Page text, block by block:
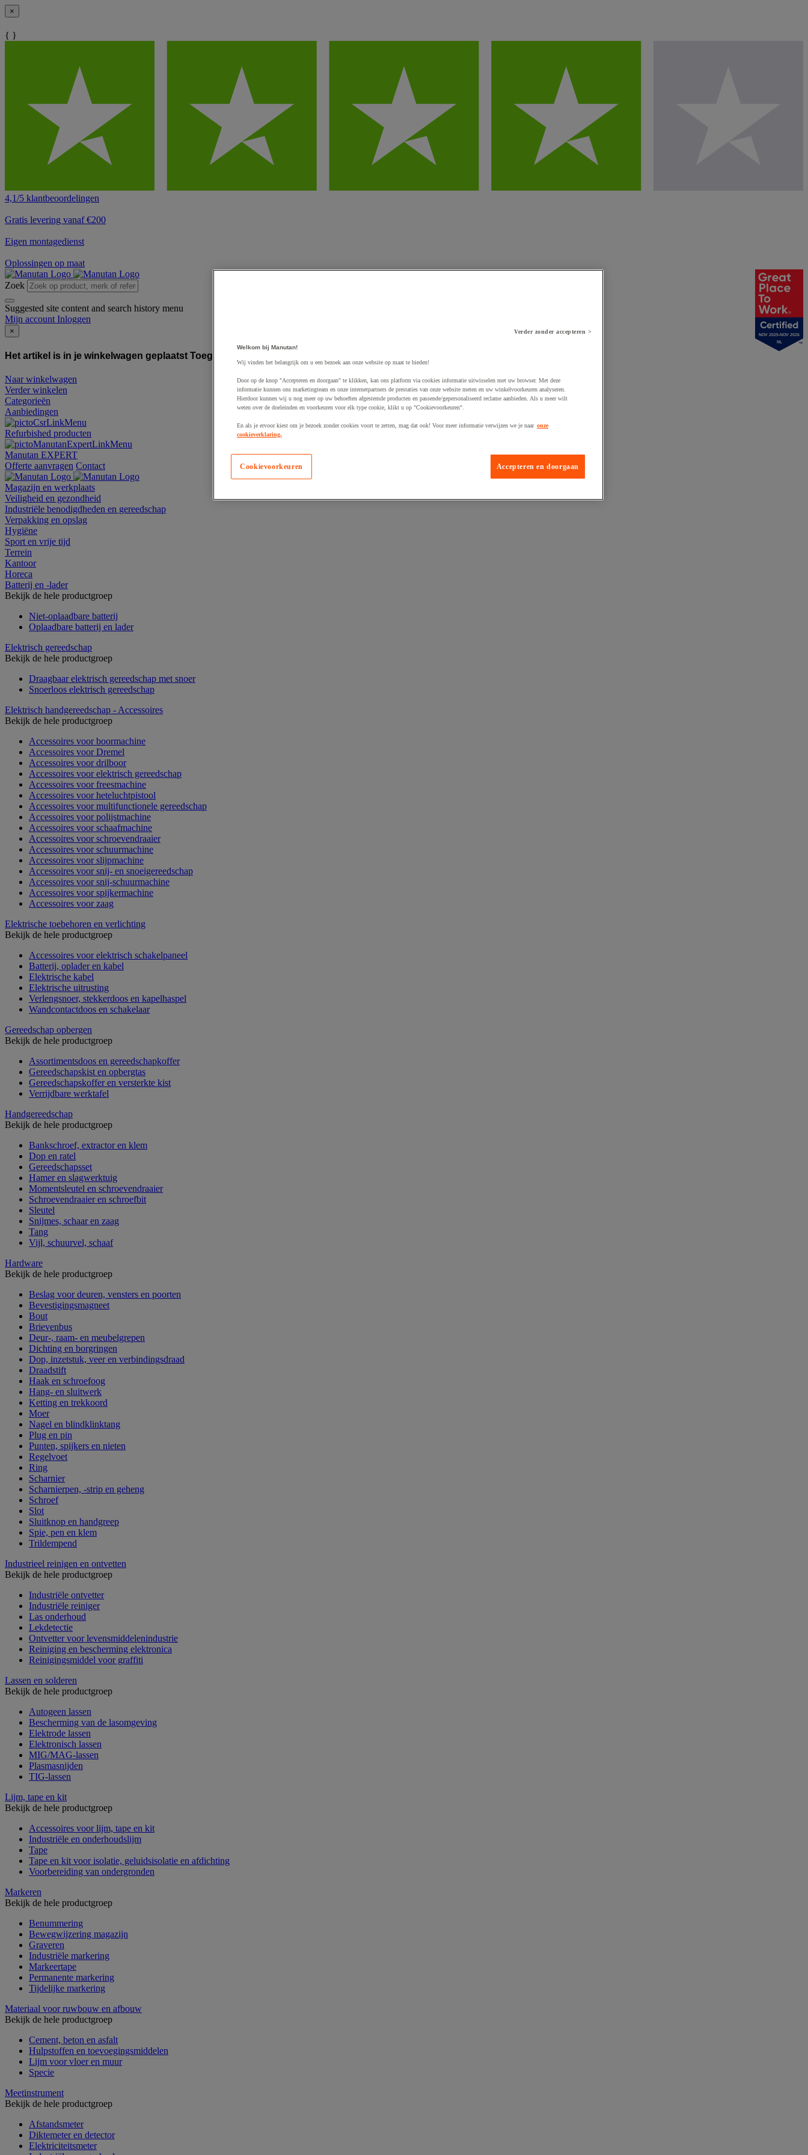
×
{ }
4,1/5 klantbeoordelingen
Gratis levering vanaf €200
Eigen montagedienst
Oplossingen op maat
Zoek
Suggested site content and search history menu
Mijn account Inloggen
×
Het artikel is in je winkelwagen geplaatst Toegevoegd aan winkelwagen
Naar winkelwagen
Verder winkelen
Categorieën
Aanbiedingen
Refurbished producten
Manutan EXPERT
Offerte aanvragen Contact
Magazijn en werkplaats
Veiligheid en gezondheid
Industriële benodigdheden en gereedschap
Verpakking en opslag
Hygiëne
Sport en vrije tijd
Terrein
Kantoor
Horeca
Batterij en -lader
Bekijk de hele productgroep
Niet-oplaadbare batterij
Oplaadbare batterij en lader
Elektrisch gereedschap
Bekijk de hele productgroep
Draagbaar elektrisch gereedschap met snoer
Snoerloos elektrisch gereedschap
Elektrisch handgereedschap - Accessoires
Bekijk de hele productgroep
Accessoires voor boormachine
Accessoires voor Dremel
Accessoires voor drilboor
Accessoires voor elektrisch gereedschap
Accessoires voor freesmachine
Accessoires voor heteluchtpistool
Accessoires voor multifunctionele gereedschap
Accessoires voor polijstmachine
Accessoires voor schaafmachine
Accessoires voor schroevendraaier
Accessoires voor schuurmachine
Accessoires voor slijpmachine
Accessoires voor snij- en snoeigereedschap
Accessoires voor snij-schuurmachine
Accessoires voor spijkermachine
Accessoires voor zaag
Elektrische toebehoren en verlichting
Bekijk de hele productgroep
Accessoires voor elektrisch schakelpaneel
Batterij, oplader en kabel
Elektrische kabel
Elektrische uitrusting
Verlengsnoer, stekkerdoos en kapelhaspel
Wandcontactdoos en schakelaar
Gereedschap opbergen
Bekijk de hele productgroep
Assortimentsdoos en gereedschapkoffer
Gereedschapskist en opbergtas
Gereedschapskoffer en versterkte kist
Verrijdbare werktafel
Handgereedschap
Bekijk de hele productgroep
Bankschroef, extractor en klem
Dop en ratel
Gereedschapsset
Hamer en slagwerktuig
Momentsleutel en schroevendraaier
Schroevendraaier en schroefbit
Sleutel
Snijmes, schaar en zaag
Tang
Vijl, schuurvel, schaaf
Hardware
Bekijk de hele productgroep
Beslag voor deuren, vensters en poorten
Bevestigingsmagneet
Bout
Brievenbus
Deur-, raam- en meubelgrepen
Dichting en borgringen
Dop, inzetstuk, veer en verbindingsdraad
Draadstift
Haak en schroefoog
Hang- en sluitwerk
Ketting en trekkoord
Moer
Nagel en blindklinktang
Plug en pin
Punten, spijkers en nieten
Regelvoet
Ring
Scharnier
Scharnierpen, -strip en geheng
Schroef
Slot
Sluitknop en handgreep
Spie, pen en klem
Trildempend
Industrieel reinigen en ontvetten
Bekijk de hele productgroep
Industriële ontvetter
Industriële reiniger
Las onderhoud
Lekdetectie
Ontvetter voor levensmiddelenindustrie
Reiniging en bescherming elektronica
Reinigingsmiddel voor graffiti
Lassen en solderen
Bekijk de hele productgroep
Autogeen lassen
Bescherming van de lasomgeving
Elektrode lassen
Elektronisch lassen
MIG/MAG-lassen
Plasmasnijden
TIG-lassen
Lijm, tape en kit
Bekijk de hele productgroep
Accessoires voor lijm, tape en kit
Industriële en onderhoudslijm
Tape
Tape en kit voor isolatie, geluidsisolatie en afdichting
Voorbereiding van ondergronden
Markeren
Bekijk de hele productgroep
Benummering
Bewegwijzering magazijn
Graveren
Industriële markering
Markeertape
Permanente markering
Tijdelijke markering
Materiaal voor ruwbouw en afbouw
Bekijk de hele productgroep
Cement, beton en asfalt
Hulpstoffen en toevoegingsmiddelen
Lijm voor vloer en muur
Specie
Meetinstrument
Bekijk de hele productgroep
Afstandsmeter
Diktemeter en detector
Elektriciteitsmeter
NOV 2025-NOV 2026
NL
Verder zonder accepteren >
Welkom bij Manutan!
Wij vinden het belangrijk om u een bezoek aan onze website op maat te bieden!
Door op de knop "Accepteren en doorgaan" te klikken, kan ons platform via cookies informatie uitwisselen met uw browser. Met deze
informatie kunnen ons marketingteam en onze internetpartners de prestaties van onze website meten en uw winkelvoorkeuren analyseren.
Hierdoor kunnen wij u nog meer op uw behoeften afgestemde producten en passende/gepersonaliseerd reclame aanbieden. Als u meer wilt
weten over de doeleinden en voorkeuren voor elk type cookie, klikt u op "Cookievoorkeuren".
En als je ervoor kiest om je bezoek zonder cookies voort te zetten, mag dat ook! Voor meer informatie verwijzen we je naar onze
cookieverklaring.
Accepteren en doorgaan
Cookievoorkeuren